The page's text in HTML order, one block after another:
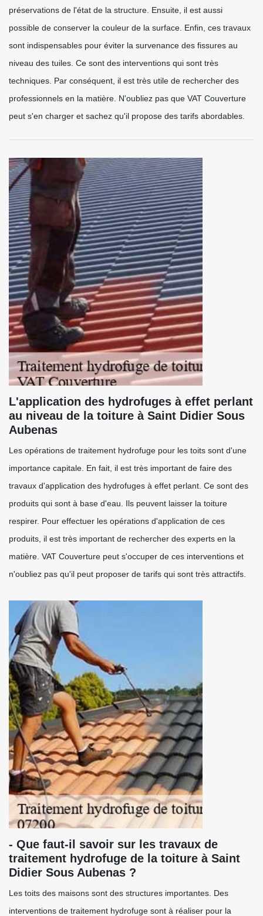
préservations de l'état de la structure. Ensuite, il est aussi
possible de conserver la couleur de la surface. Enfin, ces travaux
sont indispensables pour éviter la survenance des fissures au
niveau des tuiles. Ce sont des interventions qui sont très
techniques. Par conséquent, il est très utile de rechercher des
professionnels en la matière. N'oubliez pas que VAT Couverture
peut s'en charger et sachez qu'il propose des tarifs abordables.
L'application des hydrofuges à effet perlant
au niveau de la toiture à Saint Didier Sous
Aubenas
Les opérations de traitement hydrofuge pour les toits sont d'une
importance capitale. En fait, il est très important de faire des
travaux d'application des hydrofuges à effet perlant. Ce sont des
produits qui sont à base d'eau. Ils peuvent laisser la toiture
respirer. Pour effectuer les opérations d'application de ces
produits, il est très important de rechercher des experts en la
matière. VAT Couverture peut s'occuper de ces interventions et
n'oubliez pas qu'il peut proposer de tarifs qui sont très attractifs.
- Que faut-il savoir sur les travaux de
traitement hydrofuge de la toiture à Saint
Didier Sous Aubenas ?
Les toits des maisons sont des structures importantes. Des
interventions de traitement hydrofuge sont à réaliser pour la